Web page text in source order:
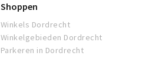
Shoppen
Winkels Dordrecht
Winkelgebieden Dordrecht
Parkeren in Dordrecht